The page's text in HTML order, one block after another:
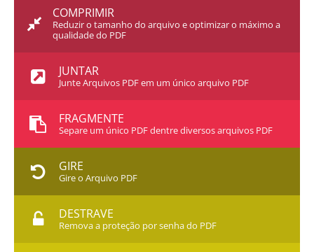
COMPRIMIR
Reduzir o tamanho do arquivo e optimizar o máximo a
qualidade do PDF
JUNTAR
Junte Arquivos PDF em um único arquivo PDF
FRAGMENTE
Separe um único PDF dentre diversos arquivos PDF
GIRE
Gire o Arquivo PDF
DESTRAVE
Remova a proteção por senha do PDF